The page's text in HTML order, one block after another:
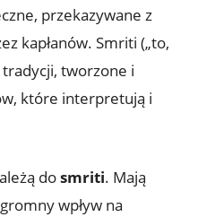
przekazywane z
kapłanów. Smriti („to,
tworzone i
które interpretują i
dosmriti. Mają
wpływ na